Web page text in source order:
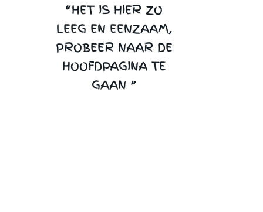
“HET IS HIER ZO
LEEG EN EENZAAM,
PROBEER NAAR DE
HOOFDPAGINA TE
GAAN ”